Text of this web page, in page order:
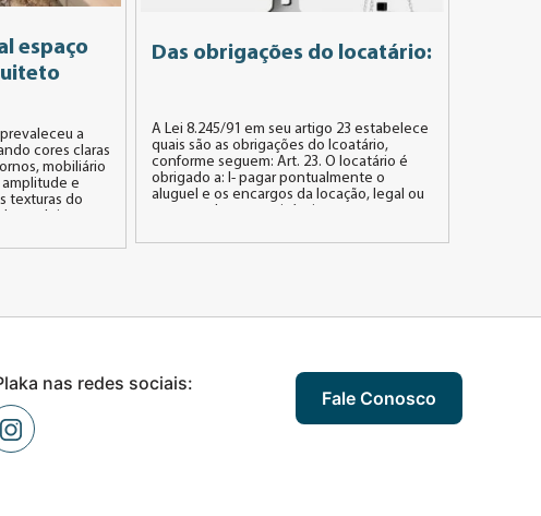
espaço
a
cores claras
mobiliário
e
texturas do
Das obrigações do locatário:
A Lei 8.245/91 em seu artigo 23 estabelece
quais são as obrigações do lcoatário,
conforme seguem: Art. 23. O locatário é
obrigado a: I- pagar pontualmente o
aluguel e os encargos da locação, legal ou
útil do mês seguinte ao vencido, no […]
nas redes sociais:
Fale Conosco